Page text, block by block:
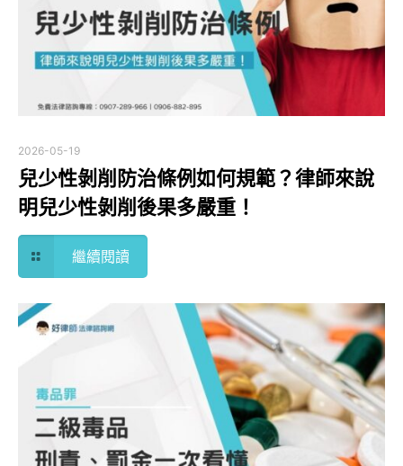
2026-05-19
兒少性剝削防治條例如何規範？律師來說
明兒少性剝削後果多嚴重！
繼續閱讀